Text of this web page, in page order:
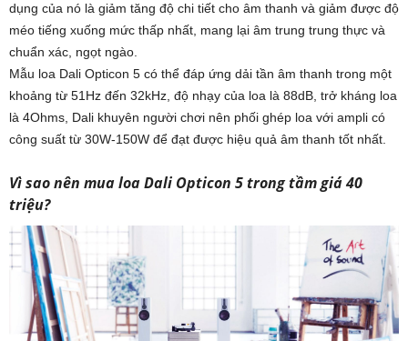
dụng của nó là giảm tăng độ chi tiết cho âm thanh và giảm được độ
méo tiếng xuống mức thấp nhất, mang lại âm trung trung thực và
chuẩn xác, ngọt ngào.
Mẫu loa Dali Opticon 5 có thể đáp ứng dải tần âm thanh trong một
khoảng từ 51Hz đến 32kHz, độ nhạy của loa là 88dB, trở kháng loa
là 4Ohms, Dali khuyên người chơi nên phối ghép loa với ampli có
công suất từ 30W-150W để đạt được hiệu quả âm thanh tốt nhất.
Vì sao nên mua loa Dali Opticon 5 trong tầm giá 40
triệu?